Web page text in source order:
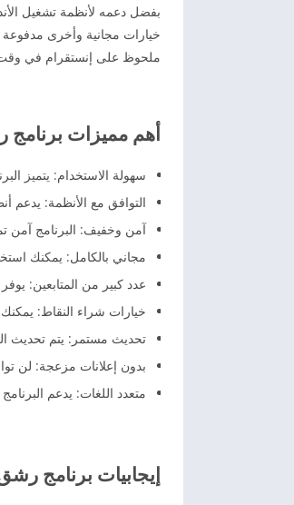
بفضل دعمه لأنظمة تشغيل
خيارات مجانية وأخرى مدفوعة
ملحوظ على إنستقرام في
أهم مميزات برنامج
سهولة الاستخدام: يتميز
التوافق مع الأنظمة: يدعم
آمن وخفيف: البرنامج آمن
مجاني بالكامل: يمكنك
عدد كبير من المتابعين: يوفر البرنامج لكل 100
خيارات شراء النقاط:
تحديث مستمر: يتم تحديث
بدون إعلانات مزعجة: لن
متعدد اللغات: يدعم
إيجابيات برنامج رشق